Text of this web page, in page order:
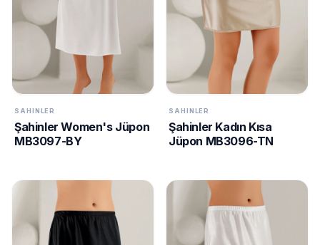
ABOUT
CONTACT
CAMPAIGNS
TESLIMAT
ŞARTLARI
SUPPORT
+90
537 296
12 55
SAHINLER
Şahinler Women's Jüpon
MB3097-BY
SAHINLER
Şahinler Kadın Kısa
Jüpon MB3096-TN